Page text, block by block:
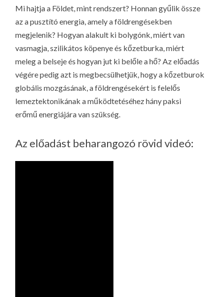
Mi hajtja a Földet, mint rendszert? Honnan gyűlik össze
az a pusztító energia, amely a földrengésekben
megjelenik? Hogyan alakult ki bolygónk, miért van
vasmagja, szilikátos köpenye és kőzetburka, miért
meleg a belseje és hogyan jut ki belőle a hő? Az előadás
végére pedig azt is megbecsülhetjük, hogy a kőzetburok
globális mozgásának, a földrengésekért is felelős
lemeztektonikának a működtetéséhez hány paksi
erőmű energiájára van szükség.
Az előadást beharangozó rövid videó: